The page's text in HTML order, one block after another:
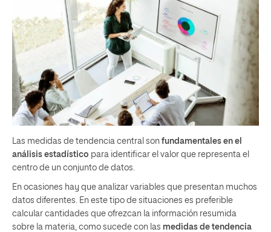
Las medidas de tendencia central son fundamentales en el
análisis estadístico para identificar el valor que representa el
centro de un conjunto de datos.
En ocasiones hay que analizar variables que presentan muchos
datos diferentes. En este tipo de situaciones es preferible
calcular cantidades que ofrezcan la información resumida
sobre la materia, como sucede con las medidas de tendencia